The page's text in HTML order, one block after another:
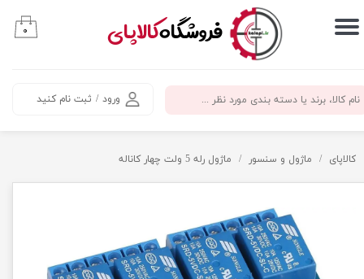
​فروشگاهکالاپای
ورود / ثبت نام کنید
حساب کاربری من
سفارشات
۰
کالاپای ماژول و سنسور ماژول رله 5 ولت چهار کاناله